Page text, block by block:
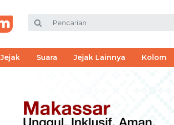
Jejak Suara Jejak Lainnya Kolom